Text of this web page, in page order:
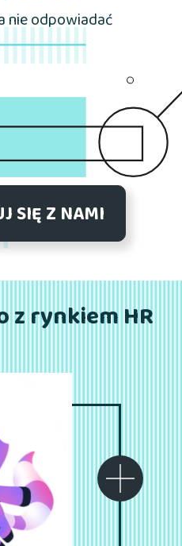
nie odpowiadać
SIĘ Z NAMI
z rynkiem HR